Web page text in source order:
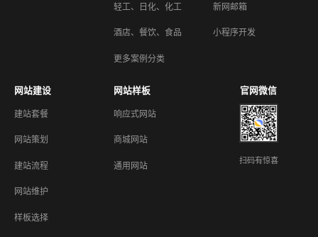
轻工、日化、化工
酒店、餐饮、食品
更多案例分类
新网邮箱
小程序开发
网站建设
建站套餐
网站策划
建站流程
网站维护
样板选择
网站样板
响应式网站
商城网站
通用网站
官网微信
扫码有惊喜